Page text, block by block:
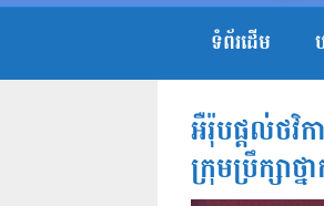
ទំព័រដើម
អឺរ៉ុបផ្ដល់ថវិ
ក្រុមប្រឹក្សាថ្